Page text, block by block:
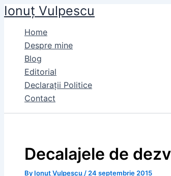
Skip
content
Ionuț Vulpescu
Home
Despre mine
Blog
Editorial
Declarații Politice
Contact
Decalajele de
By Ionut Vulpescu / 24 septembrie 2015